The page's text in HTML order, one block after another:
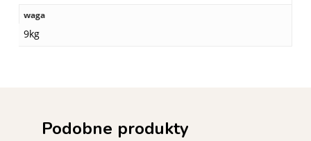
waga
9kg
Podobne produkty